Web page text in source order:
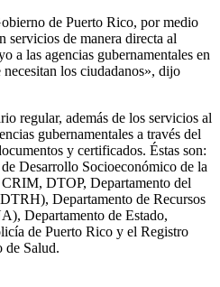
de Puerto Rico, por medio
servicios de manera directa al
a las agencias gubernamentales en
los ciudadanos», dijo
regular, además de los servicios al
gubernamentales a través del
y certificados. Éstas son:
Desarrollo Socioeconómico de la
DTOP, Departamento del
Departamento de Recursos
Departamento de Estado,
de Puerto Rico y el Registro
de Salud.